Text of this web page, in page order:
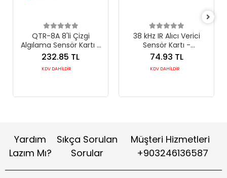
QTR-8A 8'li Çizgi
Algılama Sensör Kartı -
Analog Kızılötesi (IR)
Robot Sensörü
232.85 TL
KDV DAHİLDİR
38 kHz IR Alıcı Verici
Sensör Kartı -
TSOP4038 Hassas Engel
Algılama Modülü
74.93 TL
KDV DAHİLDİR
Yardım
Lazım Mı?
Sıkça Sorulan
Sorular
Müşteri Hizmetleri
+903246136587